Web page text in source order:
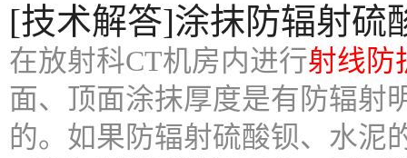
[技术解答]涂抹防辐射硫
在放射科CT机房内进行射线防
面、顶面涂抹厚度是有防辐射
的。如果防辐射硫酸钡、水泥